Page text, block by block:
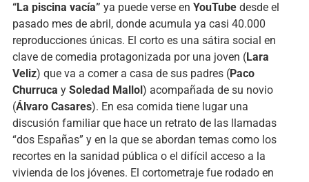
“La piscina vacía” ya puede verse en YouTubedesde el
pasado mes de abril, donde acumula ya casi 40.000
reproducciones únicas. El corto es una sátira social en
clave de comedia protagonizada por una joven (Lara
Veliz) que va a comer a casa de sus padres (Paco
Churruca y Soledad Mallol ) acompañada de su novio
(Álvaro Casares). En esa comida tiene lugar una
discusión familiar que hace un retrato de las llamadas
“dos Españas” y en la que se abordan temas como los
recortes en la sanidad pública o el difícil acceso a la
vivienda de los jóvenes. El cortometraje fue rodado en